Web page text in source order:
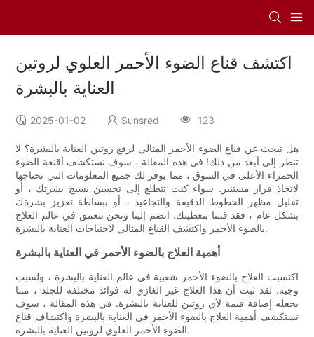
اكتشف قناع الضوء الأحمر العلوي لروتين
العناية بالبشرة
2025-01-02 Sunsred 123
هل تبحث عن قناع الضوء الأحمر المثالي لرفع روتين العناية بالبشرة؟ لا
تنظر إلى أبعد من ذلك! في هذه المقالة ، سوف نستكشف أقنعة الضوء
الحمراء الأعلى في السوق ، مما يوفر لك جميع المعلومات التي تحتاجها
لاتخاذ قرار مستنير. سواء كنت تتطلع إلى تحسين نسيج بشرتك ، أو
تقليل مظهر الخطوط الدقيقة والتجاعيد ، أو ببساطة تعزيز بشرةك
بشكل عام ، فقد قمنا بتغطيتك. انضم إلينا ونحن نتعمق في عالم العلاج
بالضوء الأحمر واكتشف القناع المثالي لاحتياجات العناية بالبشرة.
أهمية العلاج بالضوء الأحمر في العناية بالبشرة
اكتسبت العلاج بالضوء الأحمر شعبية في عالم العناية بالبشرة ، ولسبب
وجيه. لقد ثبت أن هذا العلاج غير الغازي له فوائد مختلفة للجلد ، مما
يجعله إضافة قيمة لأي روتين للعناية بالبشرة. في هذه المقالة ، سوف
نستكشف أهمية العلاج بالضوء الأحمر في العناية بالبشرة واكتشاف قناع
الضوء الأحمر العلوي لروتين العناية بالبشرة.